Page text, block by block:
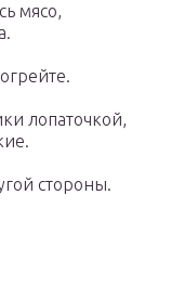
мясо,
лопаточкой,
стороны.